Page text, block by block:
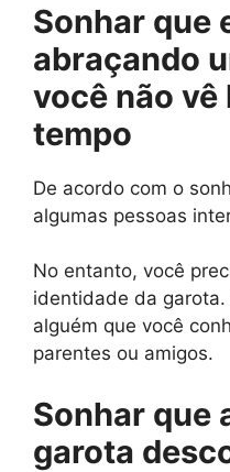
Sonhar que
abraçando
você não vê
tempo
De acordo com o
algumas pessoas
No entanto, você
identidade da
alguém que você
parentes ou amigos.
Sonhar que
garota